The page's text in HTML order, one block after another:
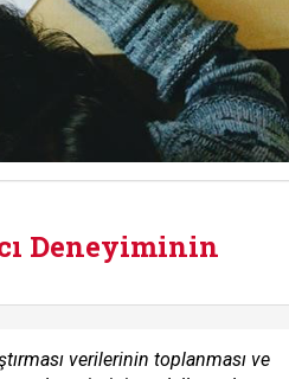
Deneyiminin
verilerinin toplanması ve